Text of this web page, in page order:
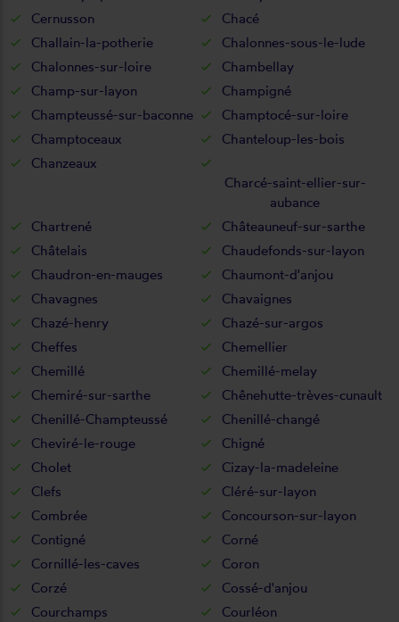
Cernusson
Chacé
Challain-la-potherie
Chalonnes-sous-le-lude
Chalonnes-sur-loire
Chambellay
Champ-sur-layon
Champigné
Champteussé-sur-baconne
Champtocé-sur-loire
Champtoceaux
Chanteloup-les-bois
Chanzeaux
Charcé-saint-ellier-sur-
aubance
Chartrené
Châteauneuf-sur-sarthe
Châtelais
Chaudefonds-sur-layon
Chaudron-en-mauges
Chaumont-d'anjou
Chavagnes
Chavaignes
Chazé-henry
Chazé-sur-argos
Cheffes
Chemellier
Chemillé
Chemillé-melay
Chemiré-sur-sarthe
Chênehutte-trèves-cunault
Chenillé-Champteussé
Chenillé-changé
Cheviré-le-rouge
Chigné
Cholet
Cizay-la-madeleine
Clefs
Cléré-sur-layon
Combrée
Concourson-sur-layon
Contigné
Corné
Cornillé-les-caves
Coron
Corzé
Cossé-d'anjou
Courchamps
Courléon